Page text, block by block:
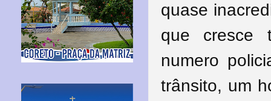
quase
que cresce
numero
trânsito, um